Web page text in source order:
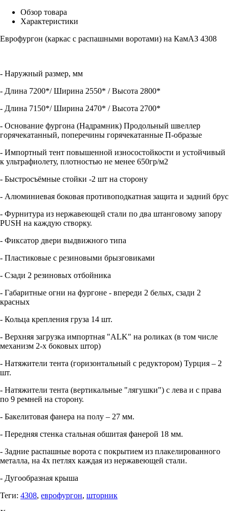
Обзор товара
Характеристики
Еврофургон (каркас с распашными воротами) на КамАЗ 4308
- Наружный размер, мм
- Длина 7200*/ Ширина 2550* / Высота 2800*
- Длина 7150*/ Ширина 2470* / Высота 2700*
- Основание фургона (Надрамник) Продольный швеллер
горячекатанный, поперечины горячекатанные П-образые
- Импортный тент повышенной износостойкости и устойчивый
к ультрафиолету, плотностью не менее 650гр/м2
- Быстросъёмные стойки -2 шт на сторону
- Алюминиевая боковая противоподкатная защита и задний брус
- Фурнитура из нержавеющей стали по два штанговому запору
PUSH на каждую створку.
- Фиксатор двери выдвижного типа
- Пластиковые с резиновыми брызговиками
- Сзади 2 резиновых отбойника
- Габаритные огни на фургоне - впереди 2 белых, сзади 2
красных
- Кольца крепления груза 14 шт.
- Верхняя загрузка импортная "ALK" на роликах (в том числе
механизм 2-х боковых штор)
- Натяжители тента (горизонтальный с редуктором) Турция – 2
шт.
- Натяжители тента (вертикальные "лягушки") с лева и с права
по 9 ремней на сторону.
- Бакелитовая фанера на полу – 27 мм.
- Передняя стенка стальная обшитая фанерой 18 мм.
- Задние распашные ворота с покрытием из плакелированного
металла, на 4х петлях каждая из нержавеющей стали.
- Дугообразная крыша
Теги: 4308, еврофургон, шторник